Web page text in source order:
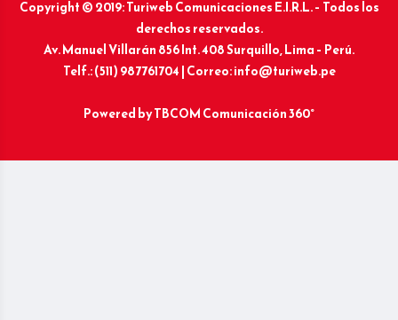
Copyright © 2019: Turiweb Comunicaciones E.I.R.L. – Todos los
derechos reservados.
Av. Manuel Villarán 856 Int. 408 Surquillo, Lima – Perú.
Telf.: (511) 987761704 | Correo: info@turiweb.pe
Powered byTBCOM Comunicación 360°